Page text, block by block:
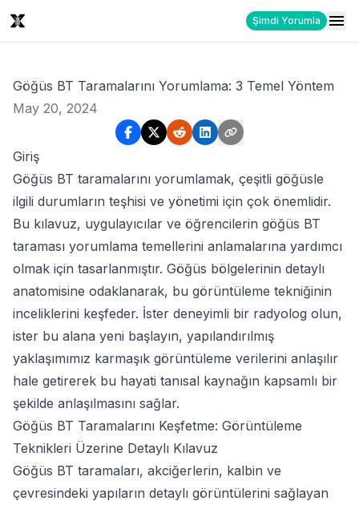
Şimdi Yorumla
Göğüs BT Taramalarını Yorumlama: 3 Temel Yöntem
May 20, 2024
Giriş
Göğüs BT taramalarını yorumlamak, çeşitli göğüsle
ilgili durumların teşhisi ve yönetimi için çok önemlidir.
Bu kılavuz, uygulayıcılar ve öğrencilerin göğüs BT
taraması yorumlama temellerini anlamalarına yardımcı
olmak için tasarlanmıştır. Göğüs bölgelerinin detaylı
anatomisine odaklanarak, bu görüntüleme tekniğinin
inceliklerini keşfeder. İster deneyimli bir radyolog olun,
ister bu alana yeni başlayın, yapılandırılmış
yaklaşımımız karmaşık görüntüleme verilerini anlaşılır
hale getirerek bu hayati tanısal kaynağın kapsamlı bir
şekilde anlaşılmasını sağlar.
Göğüs BT Taramalarını Keşfetme: Görüntüleme
Teknikleri Üzerine Detaylı Kılavuz
Göğüs BT taramaları, akciğerlerin, kalbin ve
çevresindeki yapıların detaylı görüntülerini sağlayan